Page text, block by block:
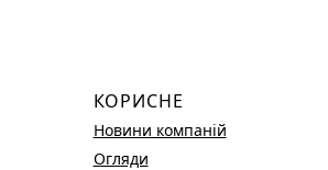
КОРИСНЕ
Новини компаній
Огляди